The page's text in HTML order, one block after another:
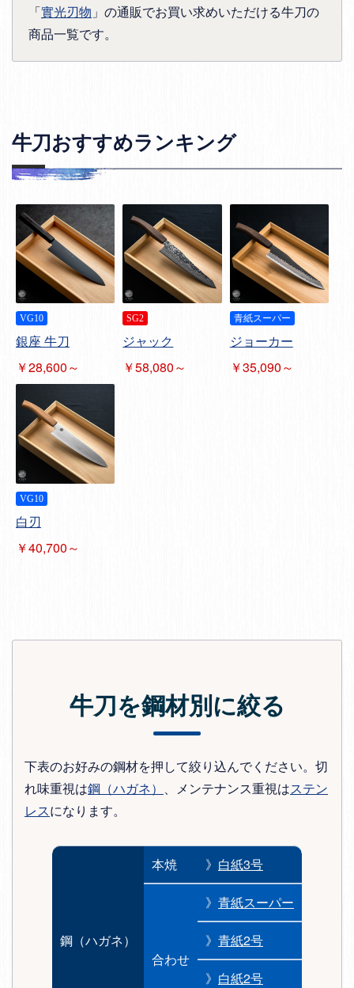
「實光刃物 」の通販でお買い求めいただける牛刀の
商品一覧です。
牛刀おすすめランキング
VG10
銀座 牛刀
￥28,600～
SG2
ジャック
￥58,080～
青紙スーパー
ジョーカー
￥35,090～
VG10
白刃
￥40,700～
牛刀を鋼材別に絞る
下表のお好みの鋼材を押して絞り込んでください。切
れ味重視は鋼（ハガネ） 、メンテナンス重視はステン
レスになります。
鋼（ハガネ）
本焼 》 白紙3号
合わせ
》 青紙スーパー
》 青紙2号
》 白紙2号